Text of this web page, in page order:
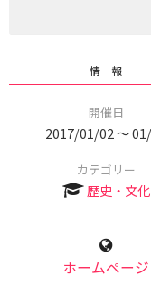
情 報
開催日
2017/01/02 〜
カテゴリー
歴史・文化
ホームページ